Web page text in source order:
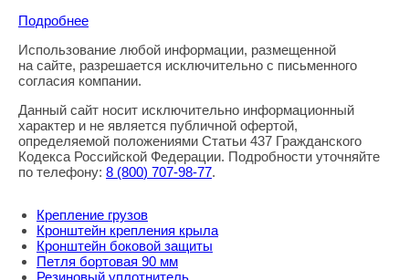
Подробнее
Правовая информация
Использование любой информации, размещенной
на сайте, разрешается исключительно с письменного
согласия компании.
Данный сайт носит исключительно информационный
характер и не является публичной офертой,
определяемой положениями Статьи 437 Гражданского
Кодекса Российской Федерации. Подробности уточняйте
по телефону: 8 (800) 707-98-77.
Крепление грузов
Кронштейн крепления крыла
Кронштейн боковой защиты
Петля бортовая 90 мм
Резиновый уплотнитель